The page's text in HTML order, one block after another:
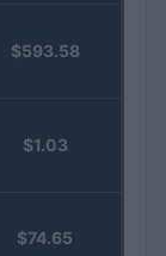
$593.58
$1.03
$74.65